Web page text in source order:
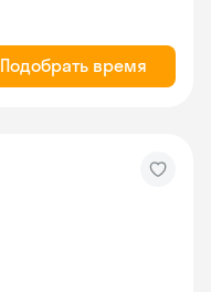
Подобрать время